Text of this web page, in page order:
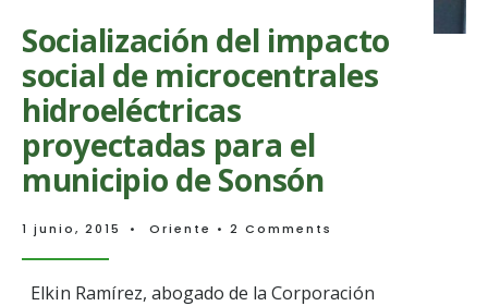
Socialización del impacto
social de microcentrales
hidroeléctricas
proyectadas para el
municipio de Sonsón
1 junio, 2015 • Oriente • 2 Comments
Elkin Ramírez, abogado de la Corporación